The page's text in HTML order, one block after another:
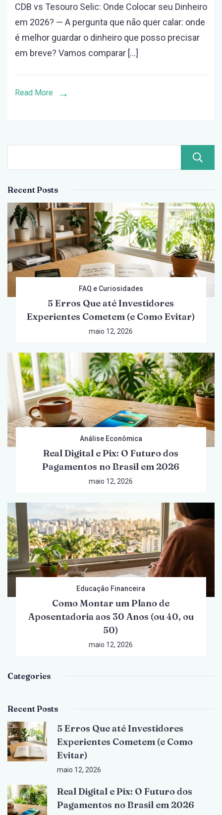
vs
Tesouro
Selic:
CDB vs Tesouro Selic: Onde Colocar seu Dinheiro
em 2026? — A pergunta que não quer calar: onde
é melhor guardar o dinheiro que posso precisar
em breve? Vamos comparar […]
Read More
Recent Posts
FAQ e Curiosidades
5 Erros Que até Investidores
Experientes Cometem (e Como Evitar)
maio 12, 2026
Análise Econômica
Real Digital e Pix: O Futuro dos
Pagamentos no Brasil em 2026
maio 12, 2026
Educação Financeira
Como Montar um Plano de
Aposentadoria aos 30 Anos (ou 40, ou
50)
maio 12, 2026
Categories
Recent Posts
5 Erros Que até Investidores
Experientes Cometem (e Como
Evitar)
maio 12, 2026
Real Digital e Pix: O Futuro dos
Pagamentos no Brasil em 2026